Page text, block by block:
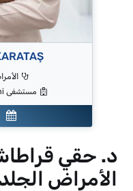
مستشفى Aritmi عثمان غازي الخاص
د. حقي
الأمراض